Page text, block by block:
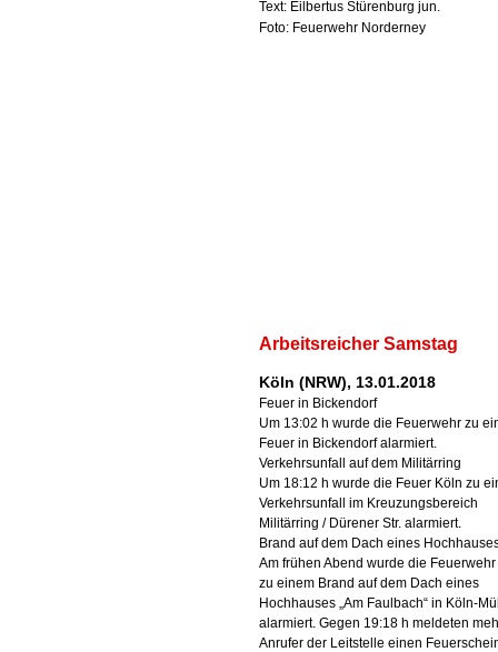
Text: Eilbertus Stürenburg jun.
Foto: Feuerwehr Norderney
Arbeitsreicher Samstag
Köln (NRW), 13.01.2018
Feuer in Bickendorf
Um 13:02 h wurde die Feuerwehr zu
Feuer in Bickendorf alarmiert.
Verkehrsunfall auf dem Militärring
Um 18:12 h wurde die Feuer Köln zu
Verkehrsunfall im Kreuzungsbereich
Militärring / Dürener Str. alarmiert.
Brand auf dem Dach eines
Am frühen Abend wurde die
zu einem Brand auf dem Dach eines
Hochhauses „Am Faulbach“ in Köln-
alarmiert. Gegen 19:18 h meldeten
Anrufer der Leitstelle einen